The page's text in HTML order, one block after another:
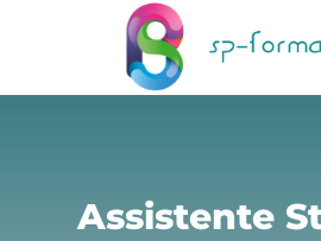
Assistente